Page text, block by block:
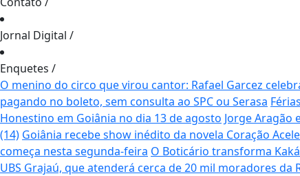
Jornal Digital /
Enquetes /
O menino do circo que virou cantor: Rafael Garcez
pagando no boleto, sem consulta ao SPC ou Serasa
Honestino em Goiânia no dia 13 de agosto Jorge Aragão
(14) Goiânia recebe show inédito da novela Coração
começa nesta segunda-feira O Boticário transforma
UBS Grajaú, que atenderá cerca de 20 mil moradores da